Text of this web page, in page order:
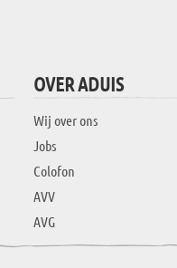
OVER ADUIS
Wij over ons
Jobs
Colofon
AVV
AVG